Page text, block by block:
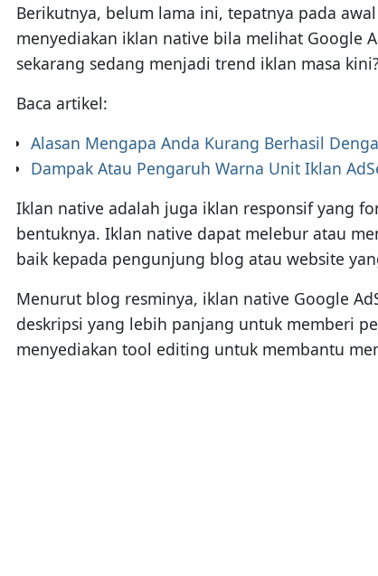
Berikutnya, belum lama ini, tepatnya pada
menyediakan iklan native bila melihat Google
sekarang sedang menjadi trend iklan masa kini?
Baca artikel:
Alasan Mengapa Anda Kurang Berhasil
Dampak Atau Pengaruh Warna Unit Iklan
Iklan native adalah juga iklan responsif yang
bentuknya. Iklan native dapat melebur atau
baik kepada pengunjung blog atau website
Menurut blog resminya, iklan native Google
deskripsi yang lebih panjang untuk memberi
menyediakan tool editing untuk membantu